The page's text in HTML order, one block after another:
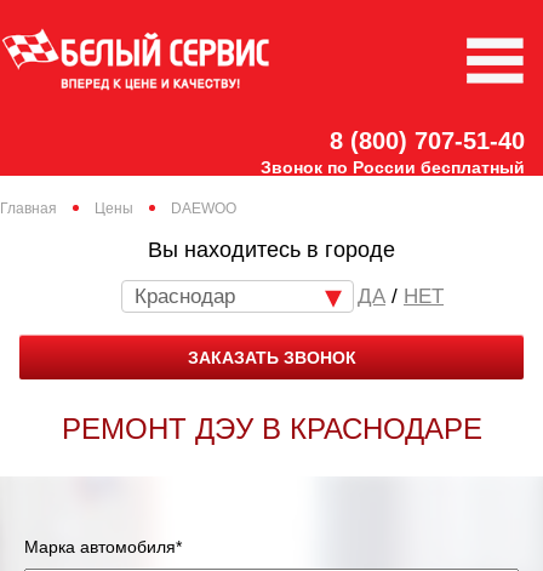
8 (800) 707-51-40
Звонок по России бесплатный
Главная Цены DAEWOO
Вы находитесь в городе
Краснодар / НЕТ
ЗАКАЗАТЬ ЗВОНОК
РЕМОНТ ДЭУ В КРАСНОДАРЕ
Марка автомобиля*